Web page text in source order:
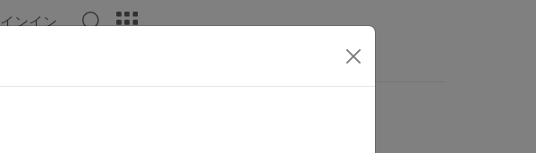
ンイン